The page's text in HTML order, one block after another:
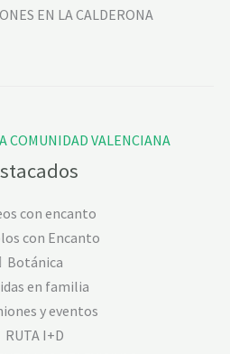
EN LA CALDERONA
con encanto
con Encanto
Botánica
en familia
y eventos
RUTA I+D